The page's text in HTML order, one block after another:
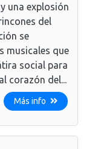
una explosión
del
se
musicales que
social para
corazón del...
Más info